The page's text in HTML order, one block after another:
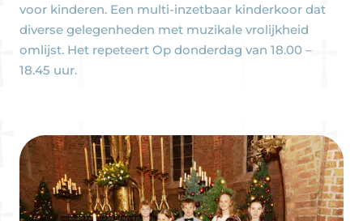
voor kinderen. Een multi-inzetbaar kinderkoor dat
diverse gelegenheden met muzikale vrolijkheid
omlijst. Het repeteert Op donderdag van 18.00 –
18.45 uur.